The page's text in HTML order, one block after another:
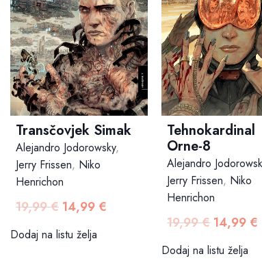
Transčovjek Simak
Alejandro Jodorowsky,
Jerry Frissen, Niko
Henrichon
19,99€ Izvorna
bila
14,99 €Trenutna
Dodaj na listu želja
Tehnokardinal
Orne-8
Alejandro
Jerry Frissen, Niko
Henrichon
19,99€ Izvorna
bila
14,99 €
Dodaj na listu želja